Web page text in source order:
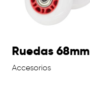
Ruedas 68mm
Accesorios